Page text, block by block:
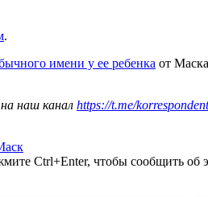
.
имени у ее ребенка от
наш канал https://t.me/
Ctrl+Enter, чтобы сообщить об